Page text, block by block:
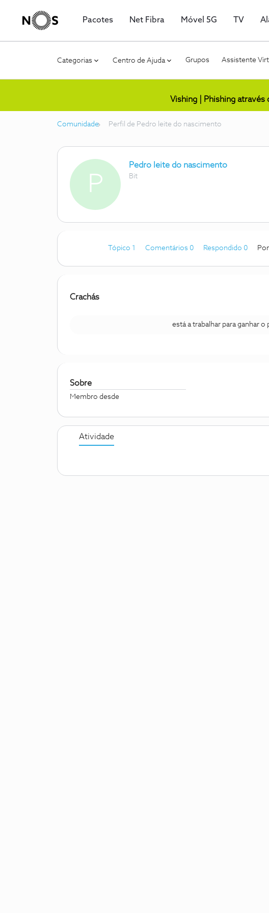
Pacotes Net Fibra Móvel 5G TV
Categorias Centro de Ajuda Grupos Assistente
Vishing | Phishing através
Comunidade Perfil de Pedro leite do nascimento
P
Pedro leite do nascimento
Bit
Tópico 1 Comentários 0 Respondido 0
Crachás
está a trabalhar para ganhar o
Sobre
Membro desde
Atividade